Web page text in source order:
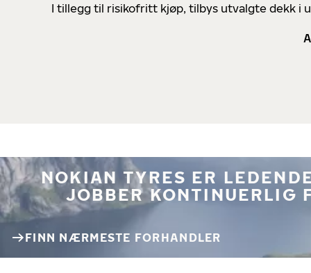
I tillegg til risikofritt kjøp, tilbys utvalgte dekk i
NOKIAN TYRES ER
JOBBER KONTINUERLIG
FINN NÆRMESTE FORHANDLER